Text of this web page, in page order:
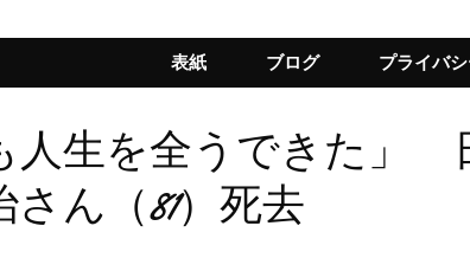
表紙 ブログ プライバ
人生を全うできた」
さん（81）死去